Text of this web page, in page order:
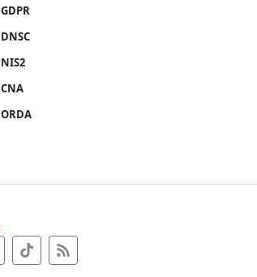
GDPR
DNSC
NIS2
CNA
ORDA